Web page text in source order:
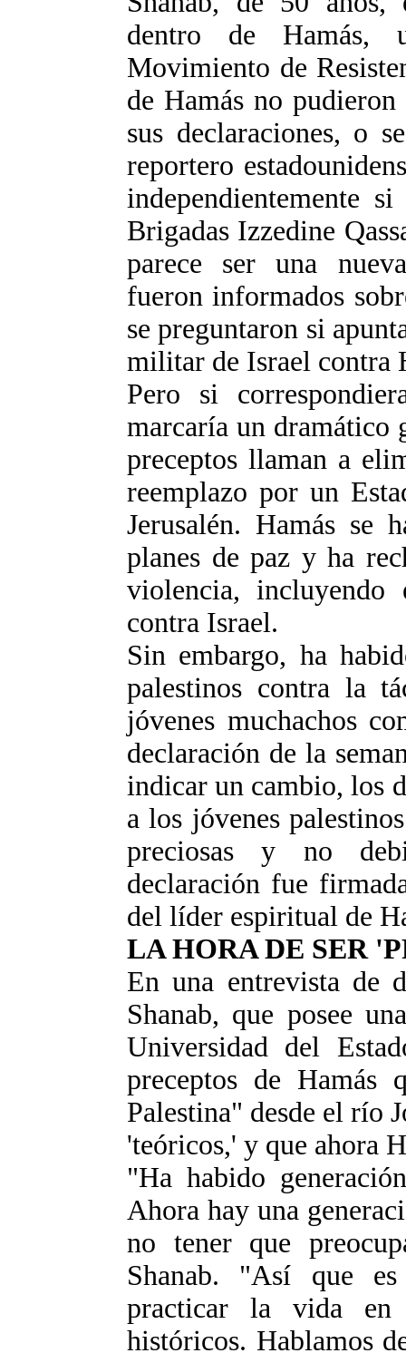
dentro de Hamás,
Movimiento de
de Hamás no
sus declaraciones, o
reportero
independientemente
Brigadas Izzedine
parece ser una
fueron informados
se preguntaron si
militar de Israel contra
Pero si
marcaría un dramático
preceptos llaman a
reemplazo por un
Jerusalén. Hamás se
planes de paz y ha
violencia, incluyendo
contra Israel.
Sin embargo, ha
palestinos contra la
jóvenes muchachos
declaración de la
indicar un cambio, los
a los jóvenes
preciosas y no
declaración fue
del líder espiritual de
LA HORA DE SER
En una entrevista de
Shanab, que posee
Universidad del
preceptos de Hamás
Palestina" desde el río
'teóricos,' y que ahora
"Ha habido
Ahora hay una
no tener que
Shanab. "Así que
practicar la vida en
históricos. Hablamos